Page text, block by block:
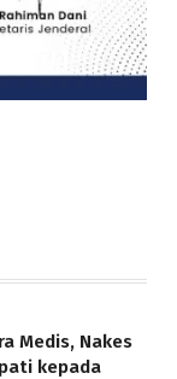
Medis, Nakes
kepada